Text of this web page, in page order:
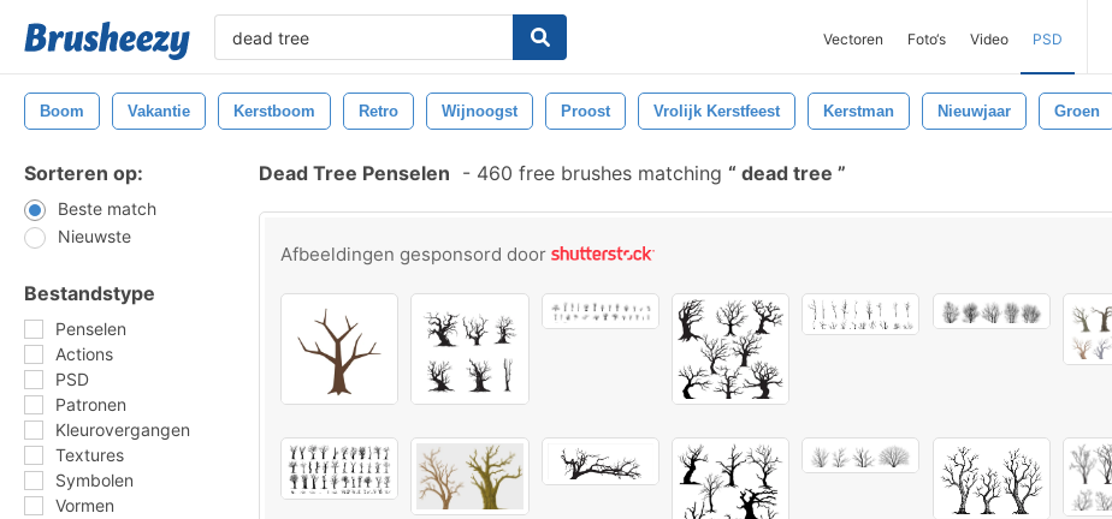
Vectoren Foto‘s Video PSD
Boom Vakantie Kerstboom Retro Wijnoogst Proost Vrolijk Kerstfeest Kerstman Nieuwjaar Groen
Sorteren op:
Beste match
Nieuwste
Bestandstype
Penselen
Actions
PSD
Patronen
Kleurovergangen
Textures
Symbolen
Vormen
Dead Tree Penselen - 460 free brushes matching dead tree
Afbeeldingen gesponsord door